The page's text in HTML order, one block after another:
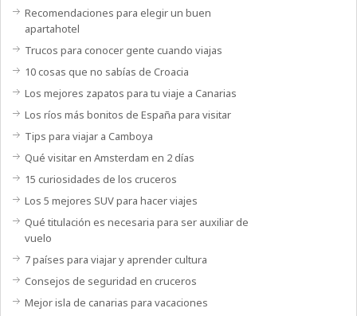
Recomendaciones para elegir un buen
apartahotel
Trucos para conocer gente cuando viajas
10 cosas que no sabías de Croacia
Los mejores zapatos para tu viaje a Canarias
Los ríos más bonitos de España para visitar
Tips para viajar a Camboya
Qué visitar en Amsterdam en 2 días
15 curiosidades de los cruceros
Los 5 mejores SUV para hacer viajes
Qué titulación es necesaria para ser auxiliar de
vuelo
7 países para viajar y aprender cultura
Consejos de seguridad en cruceros
Mejor isla de canarias para vacaciones